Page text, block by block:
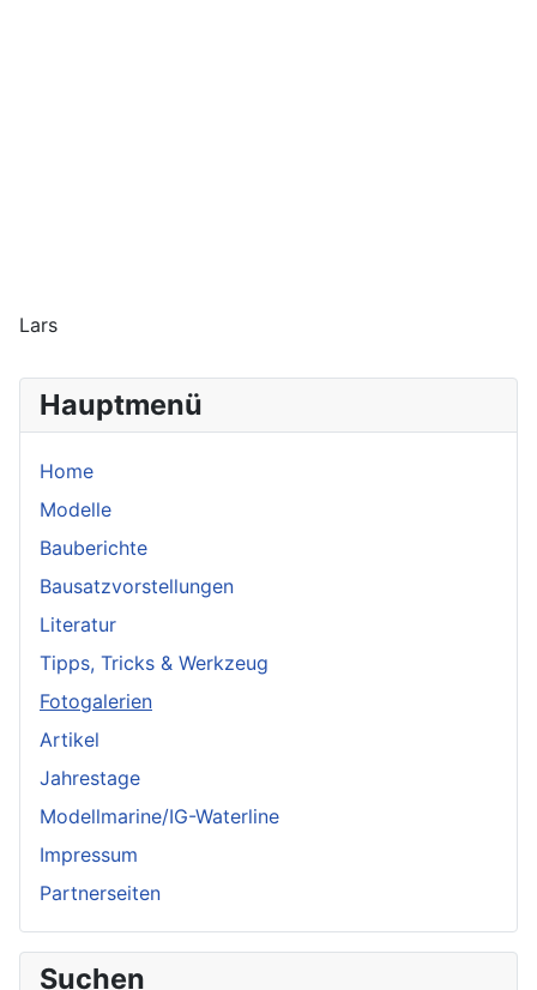
Hauptmenü
Home
Modelle
Bauberichte
Bausatzvorstellungen
Literatur
Tipps, Tricks & Werkzeug
Fotogalerien
Artikel
Jahrestage
Modellmarine/IG-Waterline
Impressum
Partnerseiten
Suchen
Lars